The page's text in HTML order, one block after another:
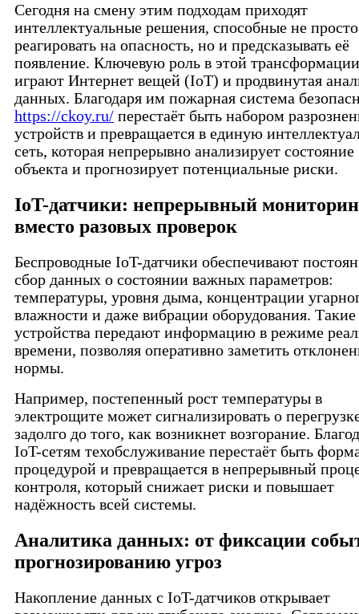
Сегодня на смену этим подходам приходят
интеллектуальные решения, способные не просто
реагировать на опасность, но и предсказывать её
появление. Ключевую роль в этой трансформации
играют Интернет вещей (IoT) и продвинутая
данных. Благодаря им пожарная система
https://ckoy.ru/ перестаёт быть набором
устройств и превращается в единую
сеть, которая непрерывно анализирует состояние
объекта и прогнозирует потенциальные риски.
IoT-датчики: непрерывный
вместо разовых проверок
Беспроводные IoT-датчики обеспечивают
сбор данных о состоянии важных параметров:
температуры, уровня дыма, концентрации
влажности и даже вибрации оборудования. Такие
устройства передают информацию в режиме
времени, позволяя оперативно заметить
нормы.
Например, постепенный рост температуры в
электрощите может сигнализировать о
задолго до того, как возникнет возгорание.
IoT-сетям техобслуживание перестаёт быть
процедурой и превращается в непрерывный
контроля, который снижает риски и повышает
надёжность всей системы.
Аналитика данных: от фиксации
прогнозированию угроз
Накопление данных с IoT-датчиков открывает